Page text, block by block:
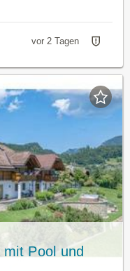
vor 2 Tagen
Pool und